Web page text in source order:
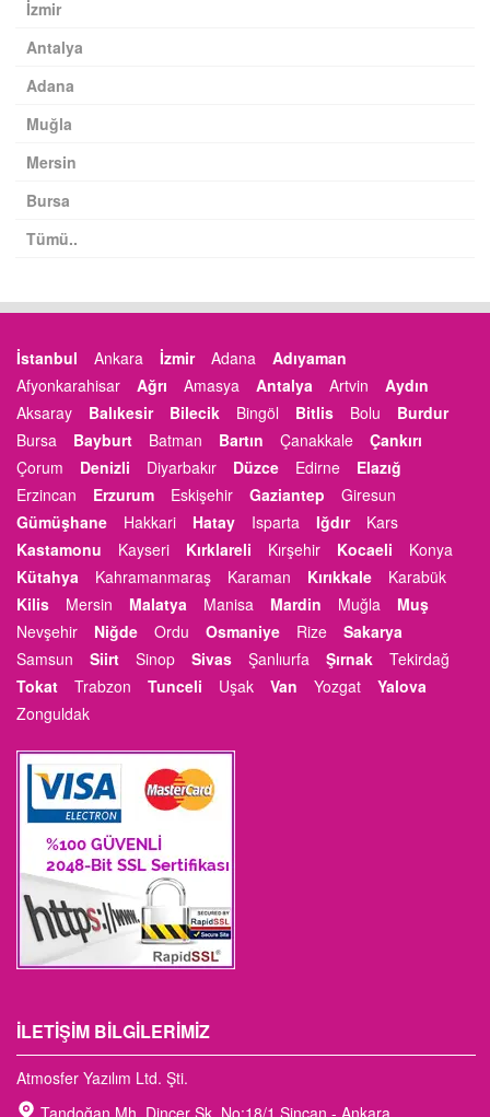
İzmir
Antalya
Adana
Muğla
Mersin
Bursa
Tümü..
İstanbul Ankara İzmir Adana
Adıyaman
Afyonkarahisar
Ağrı Amasya Antalya Artvin
Aydın
Aksaray
Balıkesir Bilecik Bingöl Bitlis Bolu
Burdur
Bursa
Bayburt Batman Bartın Çanakkale
Çankırı
Çorum
Denizli Diyarbakır Düzce Edirne
Elazığ
Erzincan
Erzurum Eskişehir Gaziantep
Giresun
Gümüşhane
Hakkari Hatay Isparta Iğdır
Kars
Kastamonu
Kayseri Kırklareli Kırşehir Kocaeli
Konya
Kütahya
Kahramanmaraş Karaman Kırıkkale
Karabük
Kilis
Mersin Malatya Manisa Mardin Muğla
Muş
Nevşehir
Niğde Ordu Osmaniye Rize
Sakarya
Samsun
Siirt Sinop Sivas Şanlıurfa Şırnak
Tekirdağ
Tokat
Trabzon Tunceli Uşak Van Yozgat
Yalova
Zonguldak
İLETIŞIM BILGILERIMIZ
Atmosfer Yazılım Ltd. Şti.
Tandoğan Mh. Dinçer Sk. No:18/1 Sincan - Ankara